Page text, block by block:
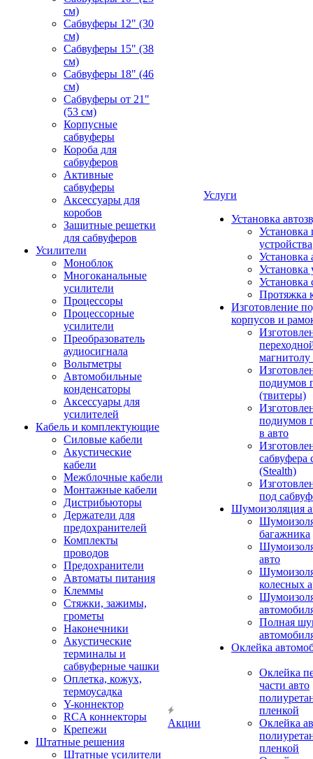
см)
Сабвуферы 12" (30
см)
Сабвуферы 15" (38
см)
Сабвуферы 18" (46
см)
Сабвуферы от 21"
(53 см)
Корпусные
сабвуферы
Короба для
сабвуферов
Активные
сабвуферы
Аксессуары для
коробов
Защитные решетки
для сабвуферов
Усилители
Моноблок
Многоканальные
усилители
Процессоры
Процессорные
усилители
Преобразователь
аудиосигнала
Вольтметры
Автомобильные
конденсаторы
Аксессуары для
усилителей
Кабель и комплектующие
Силовые кабели
Акустические
кабели
Межблочные кабели
Монтажные кабели
Дистрибьюторы
Держатели для
предохранителей
Комплекты
проводов
Предохранители
Автоматы питания
Клеммы
Стяжки, зажимы,
грометы
Наконечники
Акустические
терминалы и
сабвуферные чашки
Оплетка, кожух,
термоусадка
Y-коннектор
RCA коннекторы
Крепежи
Штатные решения
Штатные усилители
Акции
Услуги
Установка
Установка
устройства
Установка
Установка
Установка
Протяжка
Изготовление
корпусов и
подиумов
(твитеры)
подиумов
в авто
сабвуфера
(Stealth)
под
Шумоизоляция
багажника
авто
колесных
Полная
Оклейка
Оклейка
части авто
пленкой
Оклейка
пленкой